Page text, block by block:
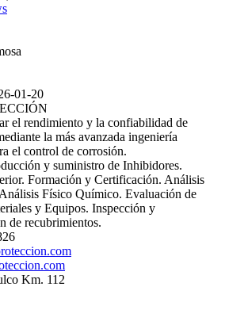
01-20
el rendimiento y la confiabilidad de
la más avanzada ingeniería
el control de corrosión.
y suministro de Inhibidores.
Formación y Certificación. Análisis
Físico Químico. Evaluación de
y Equipos. Inspección y
de recubrimientos.
Km. 112